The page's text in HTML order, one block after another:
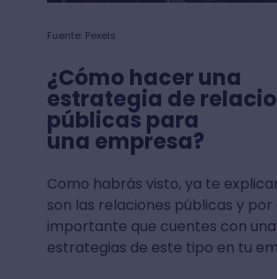
Fuente: Pexels
¿Cómo hacer una
estrategia de
públicas para
una empresa?
Como habrás visto, ya te
son las relaciones públicas y por
importante que cuentes con
estrategias de este tipo en tu